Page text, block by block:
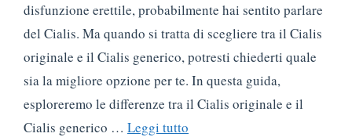
disfunzione erettile, probabilmente hai sentito parlare
del Cialis. Ma quando si tratta di scegliere tra il Cialis
originale e il Cialis generico, potresti chiederti quale
sia la migliore opzione per te. In questa guida,
esploreremo le differenze tra il Cialis originale e il
Cialis generico … Leggi tutto